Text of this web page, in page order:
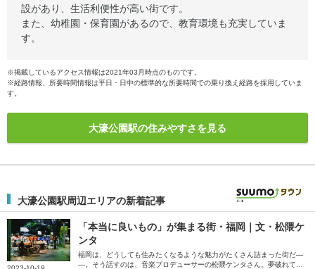
設があり、生活利便性が高い街です。
また、幼稚園・保育園があるので、教育環境も充実していま
す。
※掲載しているアクセス情報は2021年03月時点のものです。
※経路情報、所要時間情報は平日・日中の標準的な所要時間での乗り換え経路を採用していま
す。
大濠公園駅の住みやすさを見る
大濠公園駅周辺エリアの新着記事
「本当に良いもの」が集まる街・福岡｜文・松隈ケ
ンタ
福岡は、どうしても住みたくなるような魅力がたくさん詰まった街だ―
―。そう話すのは、音楽プロデューサーの松隈ケンタさん。夢破れて帰